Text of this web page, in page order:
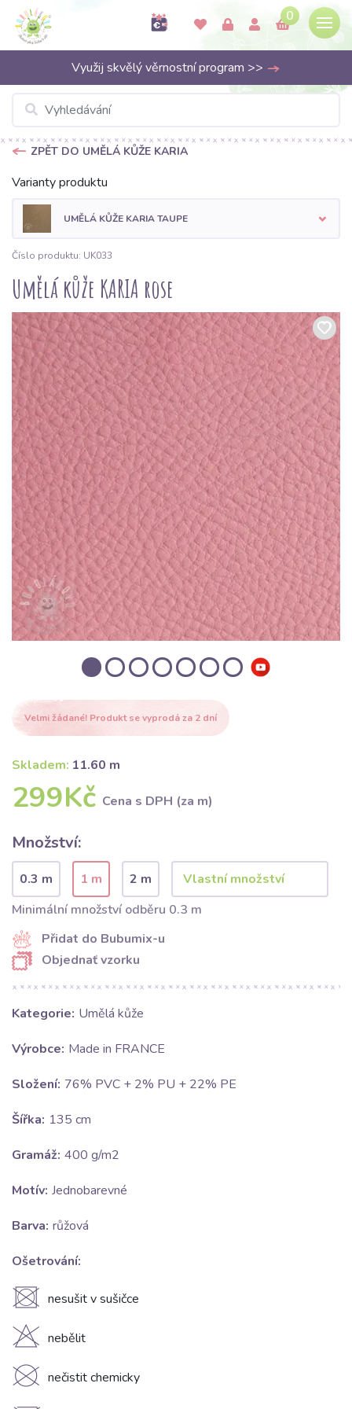
0
Využij skvělý věrnostní program >>
ZPĚT DO UMĚLÁ KŮŽE KARIA
Varianty produktu
UMĚLÁ KŮŽE KARIA TAUPE
Číslo produktu: UK033
Umělá kůže KARIA rose
Velmi žádané! Produkt se vyprodá za 2 dní
Skladem: 11.60 m
299Kč Cena s DPH (za m)
Množství:
0.3 m 1 m
2 m
Minimální množství odběru 0.3 m
Přidat do Bubumix-u
Objednať vzorku
Kategorie: Umělá kůže
Výrobce: Made in FRANCE
Složení: 76% PVC + 2% PU + 22% PE
Šířka: 135 cm
Gramáž: 400 g/m2
Motív: Jednobarevné
Barva: růžová
Ošetrování:
U nesušit v sušičce
H nebělit
K nečistit chemicky